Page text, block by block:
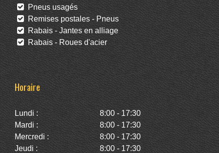
Pneus usagés
Remises postales - Pneus
Rabais - Jantes en alliage
Rabais - Roues d'acier
Horaire
Lundi :
8:00 - 17:30
Mardi :
8:00 - 17:30
Mercredi :
8:00 - 17:30
Jeudi :
8:00 - 17:30